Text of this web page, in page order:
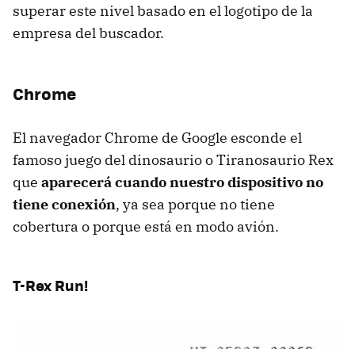
superar este nivel basado en el logotipo de la
empresa del buscador.
Chrome
El navegador Chrome de Google esconde el
famoso juego del dinosaurio o Tiranosaurio Rex
que aparecerá cuando nuestro dispositivo no
tiene conexión, ya sea porque no tiene
cobertura o porque está en modo avión.
T-Rex Run!